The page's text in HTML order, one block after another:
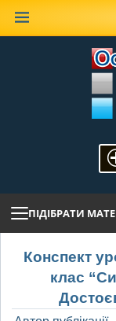
ПІДІБРАТИ
Конспект
клас